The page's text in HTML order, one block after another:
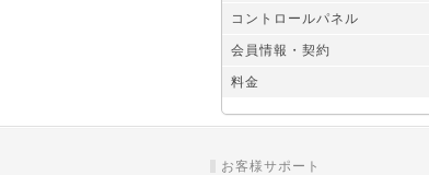
コントロールパネル
会員情報・契約
料金
お客様サポート